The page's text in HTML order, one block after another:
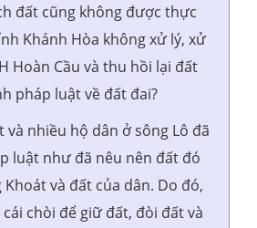
đất cũng không được thực
Khánh Hòa không xử lý, xử
Hoàn Cầu và thu hồi lại đất
pháp luật về đất đai?
nhiều hộ dân ở sông Lô đã
luật như đã nêu nên đất đó
và đất của dân. Do đó,
chòi để giữ đất, đòi đất và